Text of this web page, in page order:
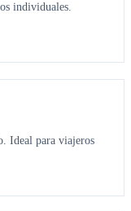
individuales.
Ideal para viajeros